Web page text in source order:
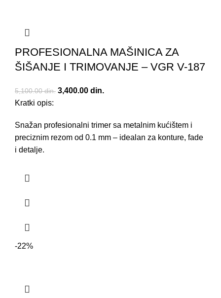
PROFESIONALNA MAŠINICA ZA
ŠIŠANJE I TRIMOVANJE – VGR V-187
5,100.00din. Originalna cena je bila: 5,100.00 din..
3,400.00 din.
Kratki opis:
Snažan profesionalni trimer sa metalnim kućištem i
preciznim rezom od 0.1 mm – idealan za konture, fade
i detalje.
-22%